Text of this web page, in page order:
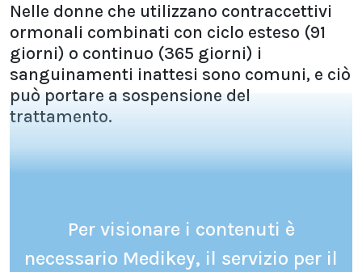
Nelle donne che utilizzano contraccettivi
ormonali combinati con ciclo esteso (91
giorni) o continuo (365 giorni) i
sanguinamenti inattesi sono comuni, e ciò
può portare a sospensione del
trattamento.
Per visionare i contenuti è
necessario Medikey, il servizio per il